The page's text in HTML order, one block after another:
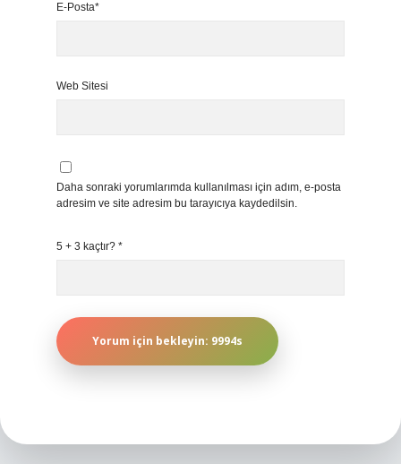
E-Posta*
Web Sitesi
Daha sonraki yorumlarımda kullanılması için adım, e-posta
adresim ve site adresim bu tarayıcıya kaydedilsin.
5 + 3 kaçtır? *